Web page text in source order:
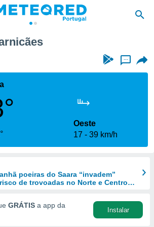
...
Oeste
17
39 km/h
poeiras do Saara “invadem”
de trovoadas no Norte e Centro
GRÁTIS a app da
Instalar